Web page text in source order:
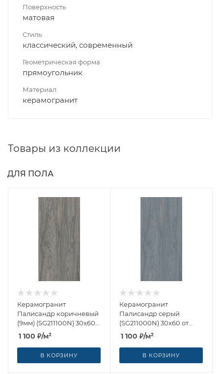
Поверхность
матовая
Стиль
классический, современный
Геометрическая форма
прямоугольник
Материал
керамогранит
Товары из коллекции
ДЛЯ ПОЛА
Керамогранит
Палисандр коричневый
(9мм) (SG211100N) 30x60
от Kerama Marazzi
(Россия)
1 100 ₽/м²
В КОРЗИНУ
Керамогранит
Палисандр серый
(SG211000N) 30x60 от
Kerama Marazzi (Россия)
1 100 ₽/м²
В КОРЗИНУ